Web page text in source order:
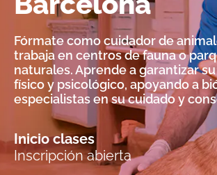
Fórmate como cuidador de
trabaja en centros de fauna o
naturales. Aprende a garantizar
físico y psicológico, apoyando a
especialistas en su cuidado y
Inicio clases
Inscripción abierta